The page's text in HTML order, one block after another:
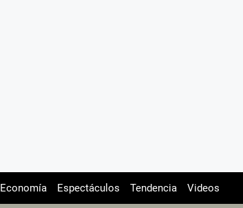
Economía Espectáculos Tendencia Videos